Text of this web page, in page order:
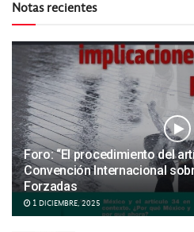
Notas recientes
Foro: “El procedimiento del
Convención Internacional
Forzadas
1 DICIEMBRE, 2025